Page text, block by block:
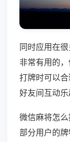
同时应用在
非常有用的
打牌时可以
好友间互动乐
微信麻将怎
部分用户的